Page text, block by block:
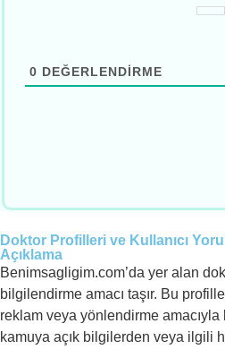
0 DEĞERLENDIRME
Doktor Profilleri ve Kullanıcı
Açıklama
Benimsagligim.com’da yer alan
bilgilendirme amacı taşır. Bu
reklam veya yönlendirme amacıyla
kamuya açık bilgilerden veya ilgili